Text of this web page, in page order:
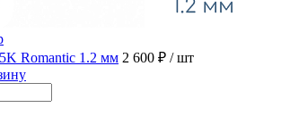
Romantic 1.2 мм 2 600 ₽ / шт